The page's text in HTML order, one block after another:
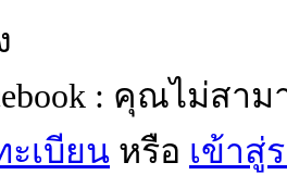
: คุณไม่สา
ะเบียน หรือ เข้าสู่